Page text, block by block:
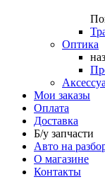
Оптика
Мои заказы
Оплата
Доставка
Б/у запчасти
Авто на
О магазине
Контакты